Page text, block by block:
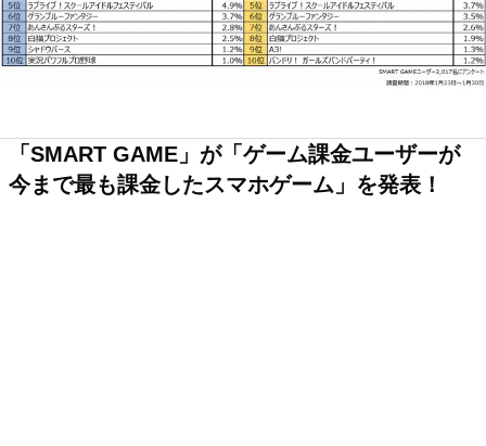
「SMART GAME」が「ゲーム課金ユーザーが
今まで最も課金したスマホゲーム」を発表！